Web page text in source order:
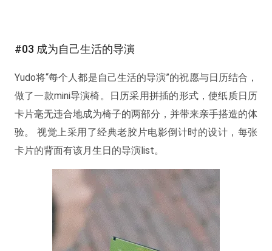
#03 成为自己生活的导演
Yudo将“每个人都是自己生活的导演”的祝愿与日历结合，
做了一款mini导演椅。日历采用拼插的形式，使纸质日历
卡片毫无违合地成为椅子的两部分，并带来亲手搭造的体
验。 视觉上采用了经典老胶片电影倒计时的设计，每张
卡片的背面有该月生日的导演list。